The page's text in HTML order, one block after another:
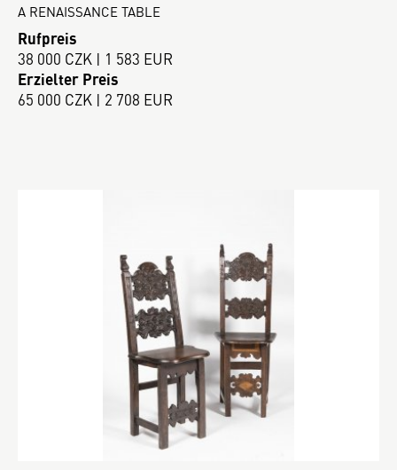
A RENAISSANCE TABLE
Rufpreis
38 000 CZK | 1 583 EUR
Erzielter Preis
65 000 CZK | 2 708 EUR